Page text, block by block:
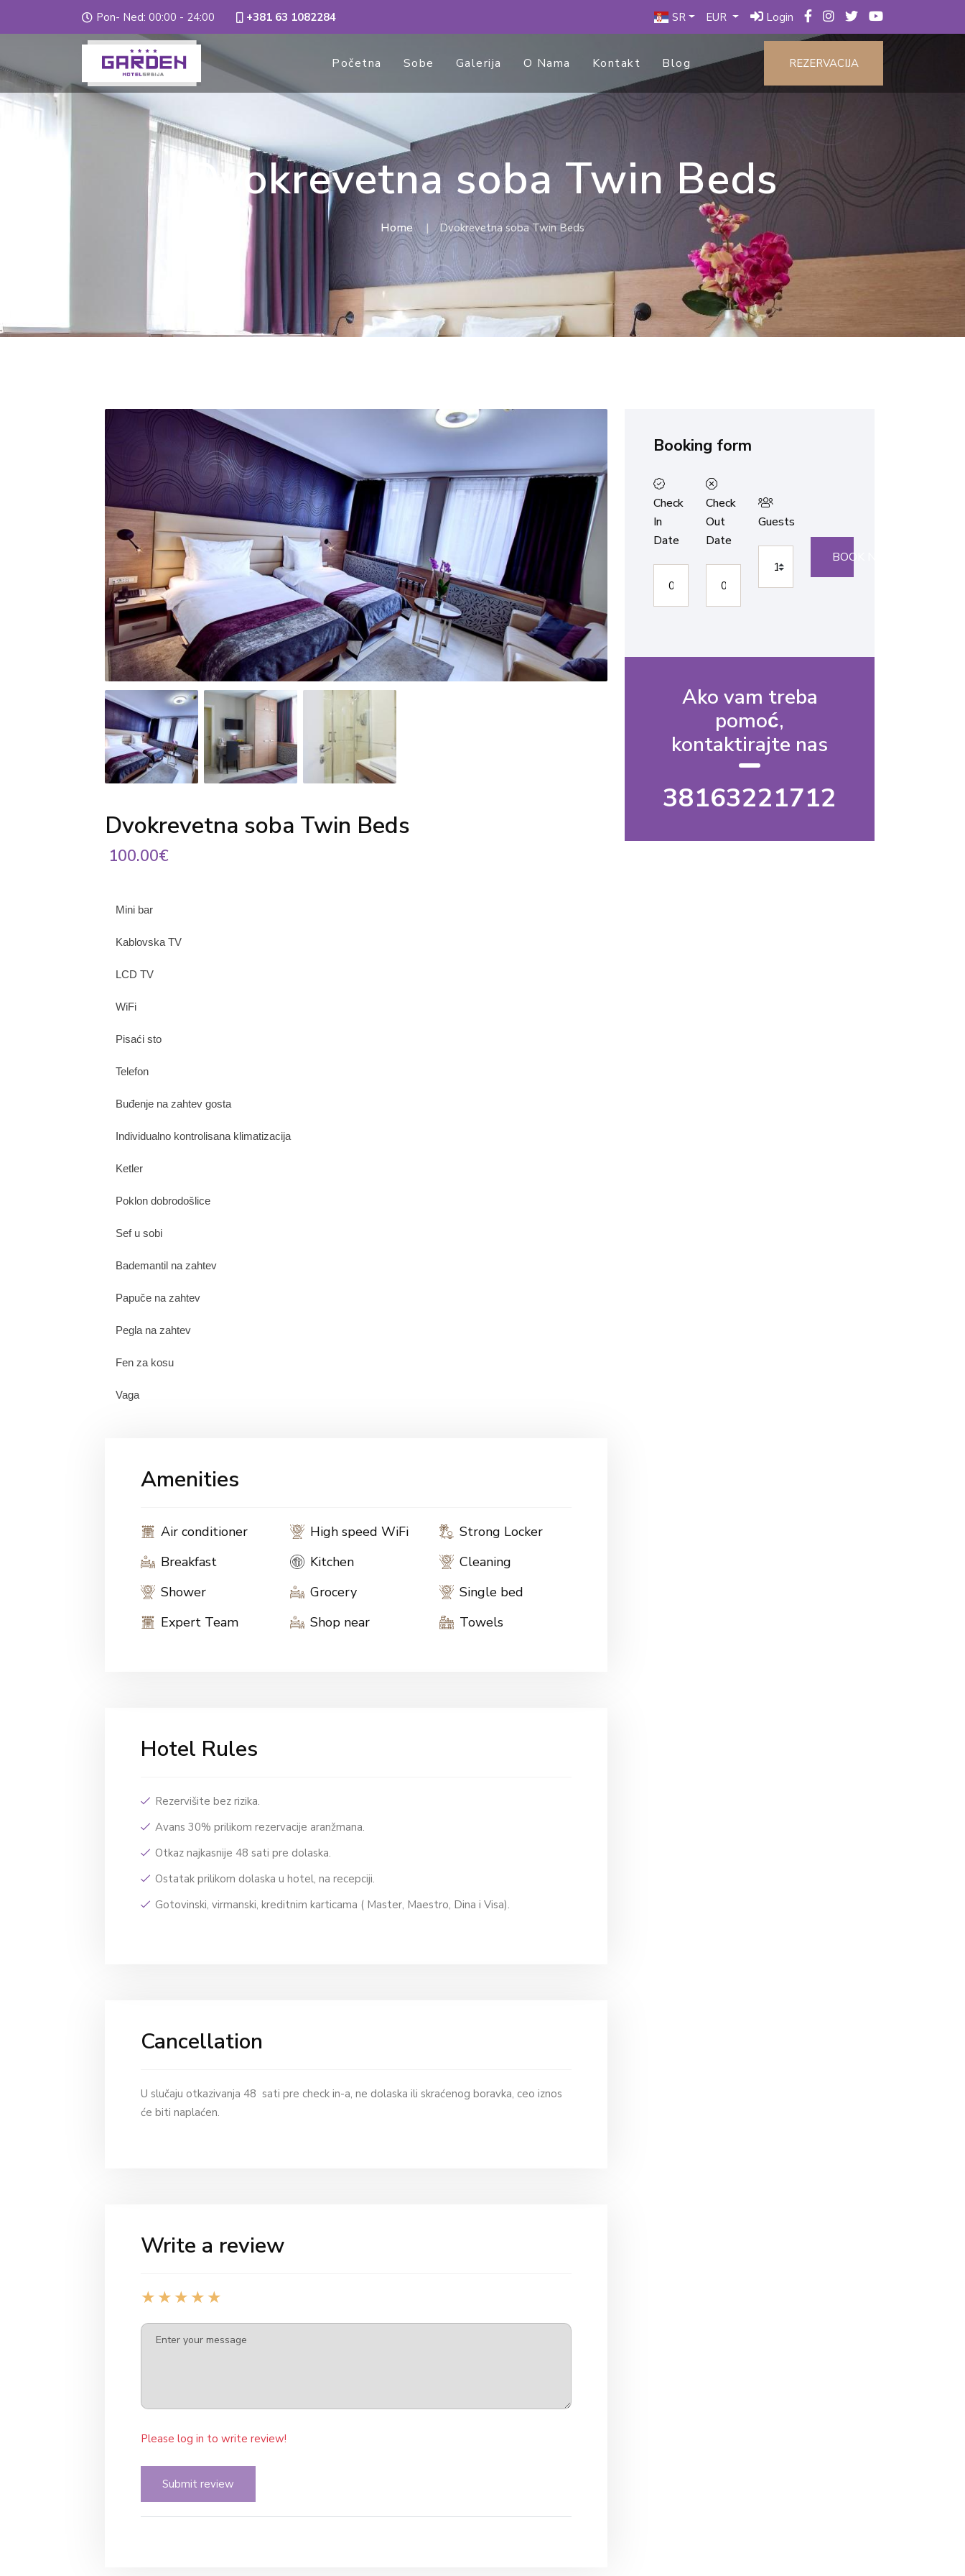
Pon- Ned: 00:00 - 24:00 +381 63 1082284 SR EUR Login
Početna Sobe Galerija O Nama Kontakt Blog REZERVACIJA
Dvokrevetna soba Twin Beds
Home Dvokrevetna soba Twin Beds
Booking form
Check
In
Date
Check
Out
Date
Guests
BOOK NOW
Ako vam treba
pomoć,
kontaktirajte nas
38163221712
Dvokrevetna soba Twin Beds
100.00€
Mini bar
Kablovska TV
LCD TV
WiFi
Pisaći sto
Telefon
Buđenje na zahtev gosta
Individualno kontrolisana klimatizacija
Ketler
Poklon dobrodošlice
Sef u sobi
Bademantil na zahtev
Papuče na zahtev
Pegla na zahtev
Fen za kosu
Vaga
Amenities
Air conditioner High speed WiFi
Strong Locker
Breakfast
Kitchen
Cleaning
Shower
Grocery
Single bed
Expert Team
Shop near Towels
Hotel Rules
Rezervišite bez rizika.
Avans 30% prilikom rezervacije aranžmana.
Otkaz najkasnije 48 sati pre dolaska.
Ostatak prilikom dolaska u hotel, na recepciji.
Gotovinski, virmanski, kreditnim karticama ( Master, Maestro, Dina i Visa).
Cancellation
U slučaju otkazivanja 48 sati pre check in-a, ne dolaska ili skraćenog boravka, ceo iznos
će biti naplaćen.
Write a review
Please log in to write review!
Submit review